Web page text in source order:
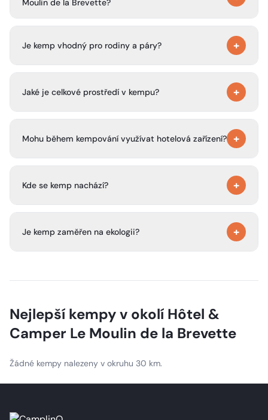
blízkého hotelu.
Moulin de la Brevette?
odpočívat v zelených venkovních prostorech, jezdit na
kole, navštívit blízké vesnice a užívat si klidnou venkovskou
atmosféru.
Je kemp vhodný pro rodiny a páry? +
cestách, kteří hledají klidné a přírodní prostředí.
Jaké je celkové prostředí v kempu? +
poklidnou alternativou k rušným a přeplněným
Mohu během kempování využívat hotelová zařízení? +
hotelu pro pohodlnější pobyt.
Kde se kemp nachází? +
srdci burgundského venkova, obklopený přírodou a v
Je kemp zaměřen na ekologii? +
ekologické transformaci.
Nejlepší kempy v okolí Hôtel &
Camper Le Moulin de la Brevette
Žádné kempy nalezeny v okruhu 30 km.